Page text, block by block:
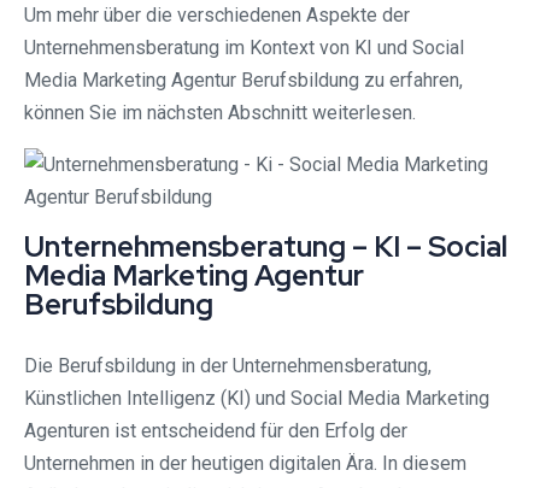
Um mehr über die verschiedenen Aspekte der
Unternehmensberatung im Kontext von KI und Social
Media Marketing Agentur Berufsbildung zu erfahren,
können Sie im nächsten Abschnitt weiterlesen.
Unternehmensberatung – KI – Social
Media Marketing Agentur
Berufsbildung
Die Berufsbildung in der Unternehmensberatung,
Künstlichen Intelligenz (KI) und Social Media Marketing
Agenturen ist entscheidend für den Erfolg der
Unternehmen in der heutigen digitalen Ära. In diesem